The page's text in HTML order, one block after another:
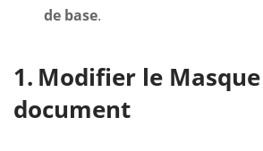
de base.
Modifier le
document